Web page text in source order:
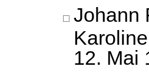
Johann
12. Mai